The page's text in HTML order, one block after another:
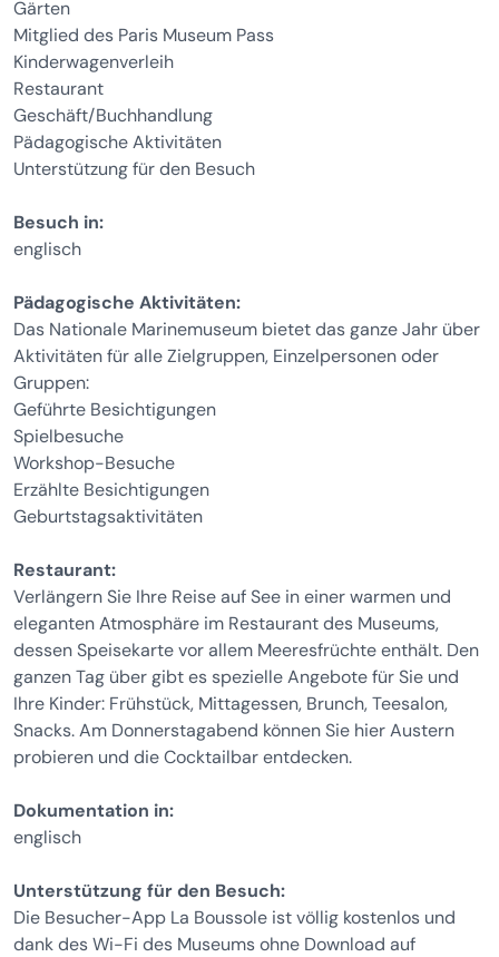
Gärten
Mitglied des Paris Museum Pass
Kinderwagenverleih
Restaurant
Geschäft/Buchhandlung
Pädagogische Aktivitäten
Unterstützung für den Besuch
Besuch in:
englisch
Pädagogische Aktivitäten:
Das Nationale Marinemuseum bietet das ganze Jahr über
Aktivitäten für alle Zielgruppen, Einzelpersonen oder
Gruppen:
Geführte Besichtigungen
Spielbesuche
Workshop-Besuche
Erzählte Besichtigungen
Geburtstagsaktivitäten
Restaurant:
Verlängern Sie Ihre Reise auf See in einer warmen und
eleganten Atmosphäre im Restaurant des Museums,
dessen Speisekarte vor allem Meeresfrüchte enthält. Den
ganzen Tag über gibt es spezielle Angebote für Sie und
Ihre Kinder: Frühstück, Mittagessen, Brunch, Teesalon,
Snacks. Am Donnerstagabend können Sie hier Austern
probieren und die Cocktailbar entdecken.
Dokumentation in:
englisch
Unterstützung für den Besuch:
Die Besucher-App La Boussole ist völlig kostenlos und
dank des Wi-Fi des Museums ohne Download auf